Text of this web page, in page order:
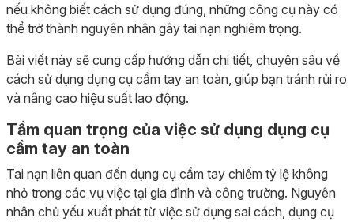
nếu không biết cách sử dụng đúng, những công cụ này có
thể trở thành nguyên nhân gây tai nạn nghiêm trọng.
Bài viết này sẽ cung cấp hướng dẫn chi tiết, chuyên sâu về
cách sử dụng dụng cụ cầm tay an toàn, giúp bạn tránh rủi ro
và nâng cao hiệu suất lao động.
Tầm quan trọng của việc sử dụng dụng cụ
cầm tay an toàn
Tai nạn liên quan đến dụng cụ cầm tay chiếm tỷ lệ không
nhỏ trong các vụ việc tại gia đình và công trường. Nguyên
nhân chủ yếu xuất phát từ việc sử dụng sai cách, dụng cụ